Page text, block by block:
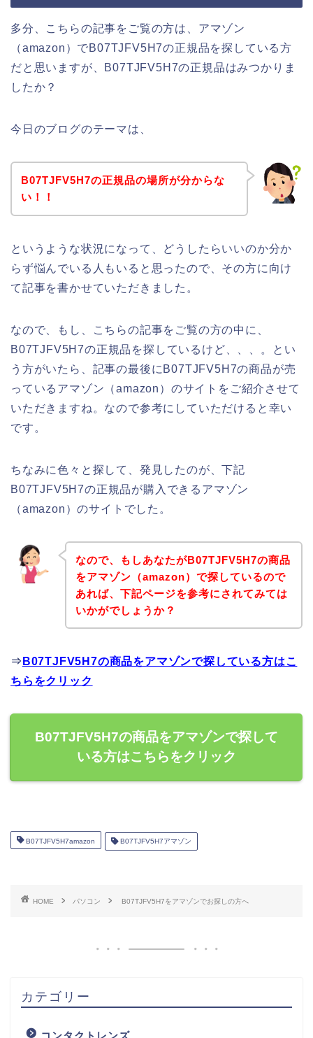
多分、こちらの記事をご覧の方は、アマゾン
（amazon）でB07TJFV5H7の正規品を探している方
だと思いますが、B07TJFV5H7の正規品はみつかりま
したか？
今日のブログのテーマは、
B07TJFV5H7の正規品の場所が分からな
い！！
というような状況になって、どうしたらいいのか分か
らず悩んでいる人もいると思ったので、その方に向け
て記事を書かせていただきました。
なので、もし、こちらの記事をご覧の方の中に、
B07TJFV5H7の正規品を探しているけど、、、。とい
う方がいたら、記事の最後にB07TJFV5H7の商品が売
っているアマゾン（amazon）のサイトをご紹介させて
いただきますね。なので参考にしていただけると幸い
です。
ちなみに色々と探して、発見したのが、下記
B07TJFV5H7の正規品が購入できるアマゾン
（amazon）のサイトでした。
なので、もしあなたがB07TJFV5H7の商品
をアマゾン（amazon）で探しているので
あれば、下記ページを参考にされてみては
いかがでしょうか？
⇒ B07TJFV5H7の商品をアマゾンで探している方はこ
ちらをクリック
B07TJFV5H7の商品をアマゾンで探して
いる方はこちらをクリック
B07TJFV5H7amazon B07TJFV5H7アマゾン
HOME パソコン B07TJFV5H7をアマゾンでお探しの方へ
カテゴリー